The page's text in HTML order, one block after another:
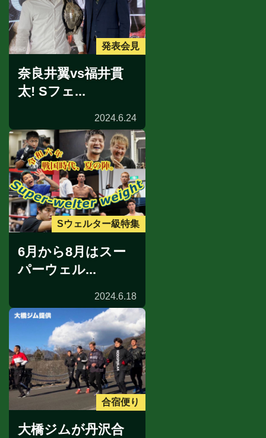
発表会見
奈良井翼vs福井貫
太! Sフェ...
2024.6.24
Sウェルター級特集
6月から8月はスー
パーウェル...
2024.6.18
合宿便り
大橋ジムが丹沢合